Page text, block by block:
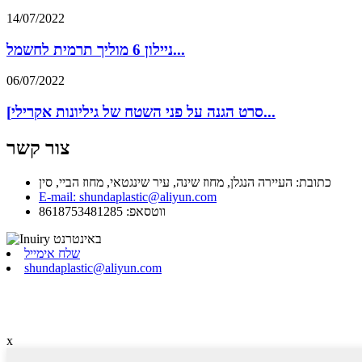
14/07/2022
ניילון 6 מוליך תרמית לחשמל...
06/07/2022
[סרט הגנה על פני השטח של גיליונות אקרילי...
צור קשר
כתובת: העיירה הנגלן, מחוז שינה, עיר שינגטאי, מחוז הביי, סין
E-mail: shundaplastic@aliyun.com
ווטסאפ: 8618753481285
שלח אימייל
shundaplastic@aliyun.com
x